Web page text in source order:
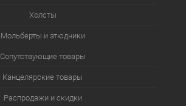
Холсты
Мольберты и этюдники
Сопутствующие товары
Канцелярские товары
Распродажи и скидки